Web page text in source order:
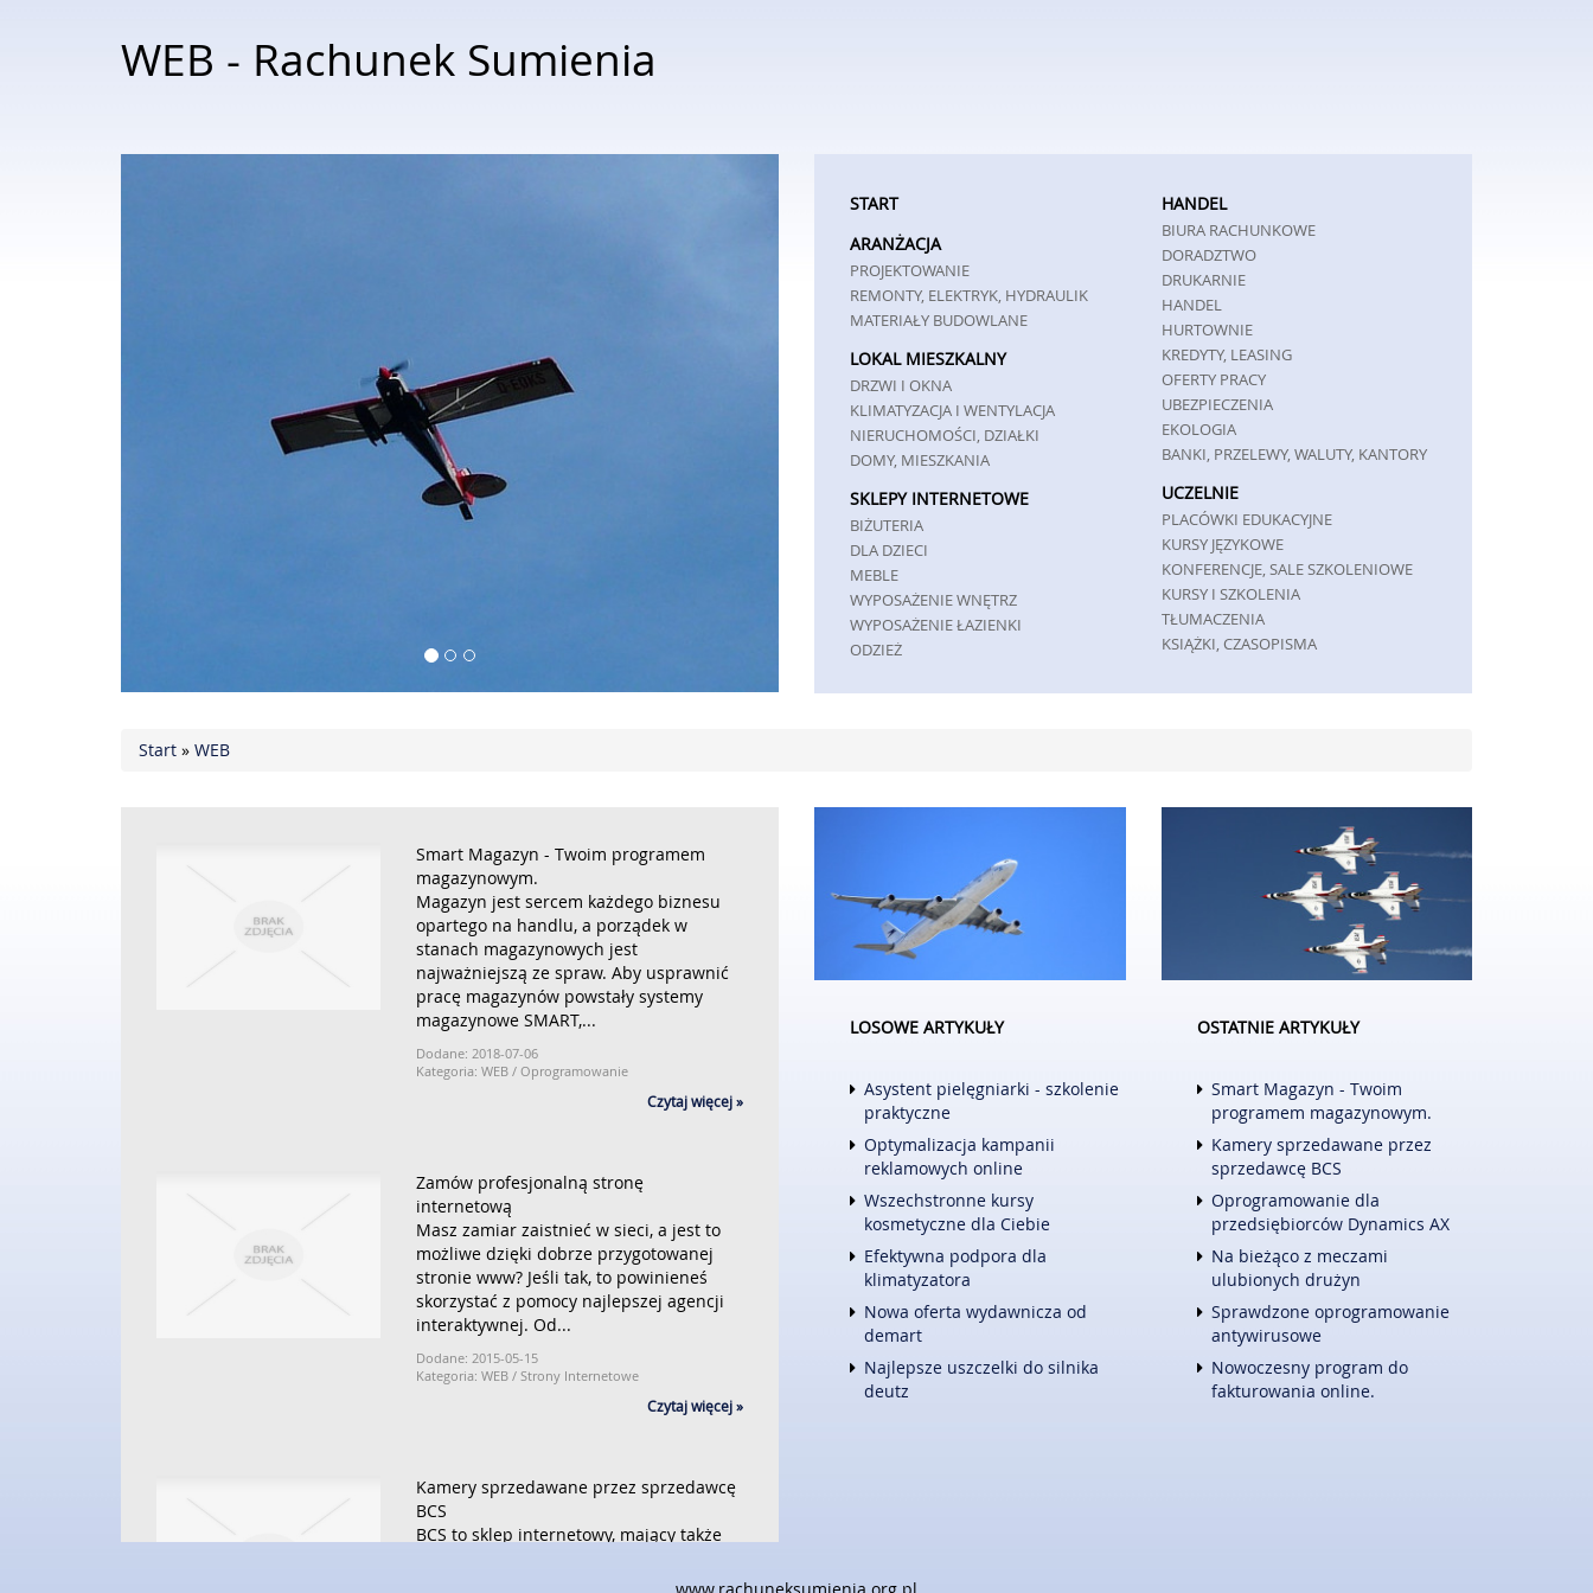
WEB - Rachunek Sumienia
START HANDEL
BIURA RACHUNKOWE
DORADZTWO
DRUKARNIE
HANDEL
HURTOWNIE
KREDYTY, LEASING
OFERTY PRACY
UBEZPIECZENIA
EKOLOGIA
BANKI, PRZELEWY, WALUTY, KANTORY
ARANŻACJA
PROJEKTOWANIE
REMONTY, ELEKTRYK, HYDRAULIK
MATERIAŁY BUDOWLANE
LOKAL MIESZKALNY
DRZWI I OKNA
KLIMATYZACJA I WENTYLACJA
NIERUCHOMOŚCI, DZIAŁKI
DOMY, MIESZKANIA
UCZELNIE
PLACÓWKI EDUKACYJNE
KURSY JĘZYKOWE
KONFERENCJE, SALE SZKOLENIOWE
KURSY I SZKOLENIA
TŁUMACZENIA
KSIĄŻKI, CZASOPISMA
SKLEPY INTERNETOWE
BIŻUTERIA
DLA DZIECI
MEBLE
WYPOSAŻENIE WNĘTRZ
WYPOSAŻENIE ŁAZIENKI
ODZIEŻ
ELEKTRONIKA, RTV, AGD
CZĘŚCI SAMOCHODOWE
USŁUGI MOTORYZACYJNE
AGENCJE REKLAMOWE
MATERIAŁY REKLAMOWE
INNE AGENCJE
ZAJĘCIA SPORTOWE I REKREACYJNE
INFORMATYCZNE
FOTOGRAFIA
ADWOKACI, PORADY PRAWNE
ŚLUB I WESELE
WETERYNARYJNE, HODOWLA ZWIERZĄT
SPRZĄTANIE, PORZĄDKOWANIE
SERWIS
OPIEKA
INNE USŁUGI
KURIER, PRZESYŁKI
HOTELE I NOCLEGI
PODRÓŻE
WYPOCZYNEK
WITALIZM
DIETETYKA, ODCHUDZANIE
LECZENIE
SALONY KOSMETYCZNE
SPRZĘT MEDYCZNY
WEB
OPROGRAMOWANIE
STRONY INTERNETOWE
KONTAKT
Start » WEB
Smart Magazyn - Twoim programem
magazynowym.
Magazyn jest sercem każdego biznesu
opartego na handlu, a porządek w
stanach magazynowych jest
najważniejszą ze spraw. Aby usprawnić
pracę magazynów powstały systemy
magazynowe SMART,...
Dodane: 2018-07-06
Kategoria: WEB / Oprogramowanie
Czytaj więcej »
Zamów profesjonalną stronę
internetową
Masz zamiar zaistnieć w sieci, a jest to
możliwe dzięki dobrze przygotowanej
stronie www? Jeśli tak, to powinieneś
skorzystać z pomocy najlepszej agencji
interaktywnej. Od...
Dodane: 2015-05-15
Kategoria: WEB / Strony Internetowe
Czytaj więcej »
Kamery sprzedawane przez sprzedawcę
BCS
BCS to sklep internetowy, mający także
rejestratory wideo oraz inne maszyny
LOSOWE ARTYKUŁY
Asystent pielęgniarki - szkolenie
praktyczne
Optymalizacja kampanii
reklamowych online
Wszechstronne kursy
kosmetyczne dla Ciebie
Efektywna podpora dla
klimatyzatora
Nowa oferta wydawnicza od
demart
Najlepsze uszczelki do silnika
deutz
OSTATNIE ARTYKUŁY
Smart Magazyn - Twoim
programem magazynowym.
Kamery sprzedawane przez
sprzedawcę BCS
Oprogramowanie dla
przedsiębiorców Dynamics AX
Na bieżąco z meczami
ulubionych drużyn
Sprawdzone oprogramowanie
antywirusowe
Nowoczesny program do
fakturowania online.